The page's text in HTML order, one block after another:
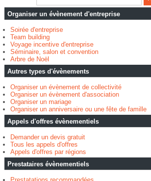
Organiser un évènement d'entreprise
Soirée d'entreprise
Team building
Voyage incentive d'entreprise
Séminaire, salon et convention
Arbre de Noël
Autres types d'évènements
Organiser un évènement de collectivité
Organiser un évènement d'association
Organiser un mariage
Organiser un anniversaire ou une fête de famille
Appels d'offres évènementiels
Demander un devis gratuit
Tous les appels d'offres
Appels d'offres par régions
Prestataires évènementiels